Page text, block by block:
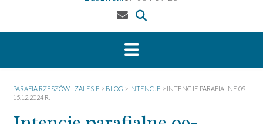
PARAFIA RZESZÓW - ZALESIE > BLOG > INTENCJE > INTENCJE PARAFIALNE 09-
15.12.2024 R.